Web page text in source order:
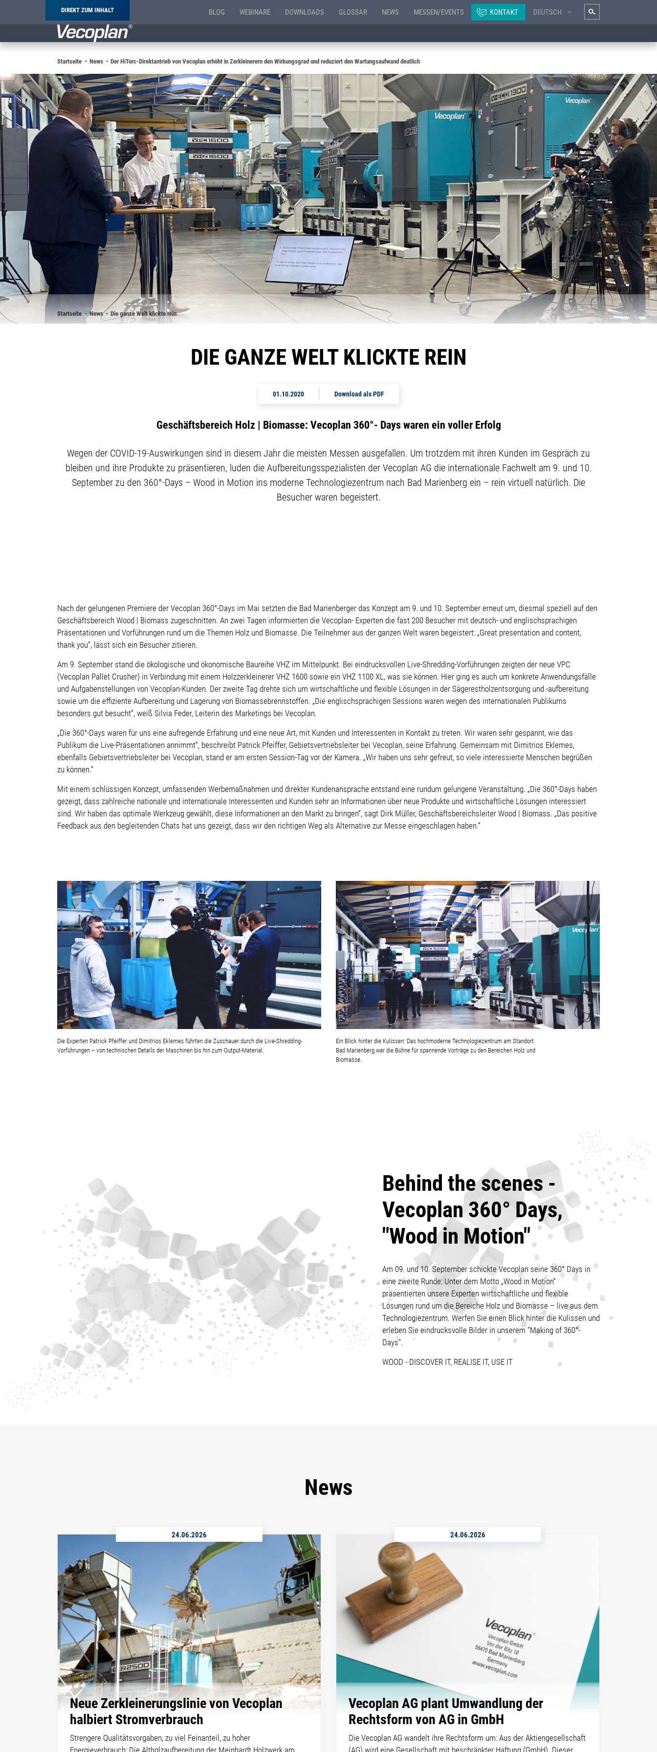
DIREKT ZUM INHALT BLOG WEBINARE DOWNLOADS GLOSSAR NEWS MESSEN/EVENTS KONTAKT DEUTSCH
Pfadnavigation
Startseite News Der HiTorc-Direktantrieb von Vecoplan erhöht in Zerkleinerern den Wirkungsgrad und reduziert den Wartungsaufwand deutlich
Pfadnavigation
Startseite News Die ganze Welt klickte rein
DIE GANZE WELT KLICKTE REIN
01.10.2020 Download als PDF
Geschäftsbereich Holz | Biomasse: Vecoplan 360°- Days waren ein voller Erfolg
Wegen der COVID-19-Auswirkungen sind in diesem Jahr die meisten Messen ausgefallen. Um trotzdem mit ihren Kunden im Gespräch zu
bleiben und ihre Produkte zu präsentieren, luden die Aufbereitungsspezialisten der Vecoplan AG die internationale Fachwelt am 9. und 10.
September zu den 360°-Days – Wood in Motion ins moderne Technologiezentrum nach Bad Marienberg ein – rein virtuell natürlich. Die
Besucher waren begeistert.
Nach der gelungenen Premiere der Vecoplan 360°-Days im Mai setzten die Bad Marienberger das Konzept am 9. und 10. September erneut um, diesmal speziell auf den
Geschäftsbereich Wood | Biomass zugeschnitten. An zwei Tagen informierten die Vecoplan- Experten die fast 200 Besucher mit deutsch- und englischsprachigen
Präsentationen und Vorführungen rund um die Themen Holz und Biomasse. Die Teilnehmer aus der ganzen Welt waren begeistert: „Great presentation and content,
thank you“, lässt sich ein Besucher zitieren.
Am 9. September stand die ökologische und ökonomische Baureihe VHZ im Mittelpunkt. Bei eindrucksvollen Live-Shredding-Vorführungen zeigten der neue VPC
(Vecoplan Pallet Crusher) in Verbindung mit einem Holzzerkleinerer VHZ 1600 sowie ein VHZ 1100 XL, was sie können. Hier ging es auch um konkrete Anwendungsfälle
und Aufgabenstellungen von Vecoplan-Kunden. Der zweite Tag drehte sich um wirtschaftliche und flexible Lösungen in der Sägerestholzentsorgung und -aufbereitung
sowie um die effiziente Aufbereitung und Lagerung von Biomassebrennstoffen. „Die englischsprachigen Sessions waren wegen des internationalen Publikums
besonders gut besucht“, weiß Silvia Feder, Leiterin des Marketings bei Vecoplan.
„Die 360°-Days waren für uns eine aufregende Erfahrung und eine neue Art, mit Kunden und Interessenten in Kontakt zu treten. Wir waren sehr gespannt, wie das
Publikum die Live-Präsentationen annimmt“, beschreibt Patrick Pfeiffer, Gebietsvertriebsleiter bei Vecoplan, seine Erfahrung. Gemeinsam mit Dimitrios Eklemes,
ebenfalls Gebietsvertriebsleiter bei Vecoplan, stand er am ersten Session-Tag vor der Kamera. „Wir haben uns sehr gefreut, so viele interessierte Menschen begrüßen
zu können.“
Mit einem schlüssigen Konzept, umfassenden Werbemaßnahmen und direkter Kundenansprache entstand eine rundum gelungene Veranstaltung. „Die 360°-Days haben
gezeigt, dass zahlreiche nationale und internationale Interessenten und Kunden sehr an Informationen über neue Produkte und wirtschaftliche Lösungen interessiert
sind. Wir haben das optimale Werkzeug gewählt, diese Informationen an den Markt zu bringen“, sagt Dirk Müller, Geschäftsbereichsleiter Wood | Biomass. „Das positive
Feedback aus den begleitenden Chats hat uns gezeigt, dass wir den richtigen Weg als Alternative zur Messe eingeschlagen haben.“
Die Experten Patrick Pfeiffer und Dimitrios Eklemes führten die Zuschauer durch die Live-Shredding-
Vorführungen – von technischen Details der Maschinen bis hin zum Output-Material.
Ein Blick hinter die Kulissen: Das hochmoderne Technologiezentrum am Standort
Bad Marienberg war die Bühne für spannende Vorträge zu den Bereichen Holz und
Biomasse.
Behind the scenes -
Vecoplan 360° Days,
"Wood in Motion"
Am 09. und 10. September schickte Vecoplan seine 360° Days in
eine zweite Runde: Unter dem Motto „Wood in Motion“
präsentierten unsere Experten wirtschaftliche und flexible
Lösungen rund um die Bereiche Holz und Biomasse – live aus dem
Technologiezentrum. Werfen Sie einen Blick hinter die Kulissen und
erleben Sie eindrucksvolle Bilder in unserem "Making of 360°-
Days".
WOOD - DISCOVER IT, REALISE IT, USE IT
News
24.06.2026
Neue Zerkleinerungslinie von Vecoplan
halbiert Stromverbrauch
Strengere Qualitätsvorgaben, zu viel Feinanteil, zu hoher
24.06.2026
Vecoplan AG plant Umwandlung der
Rechtsform von AG in GmbH
Die Vecoplan AG wandelt ihre Rechtsform um: Aus der Aktiengesellschaft